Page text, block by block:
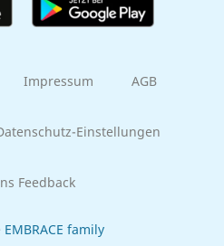
Impressum AGB
Einstellungen
Feedback
EMBRACE family